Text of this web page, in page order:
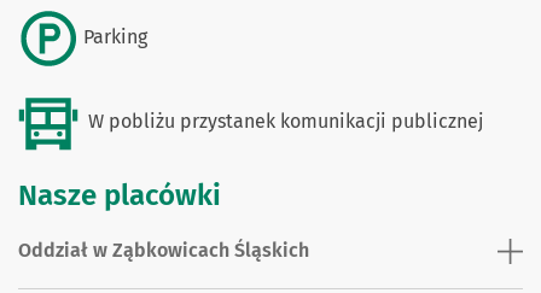
Parking
W pobliżu przystanek komunikacji publicznej
Nasze placówki
Oddział w Ząbkowicach Śląskich